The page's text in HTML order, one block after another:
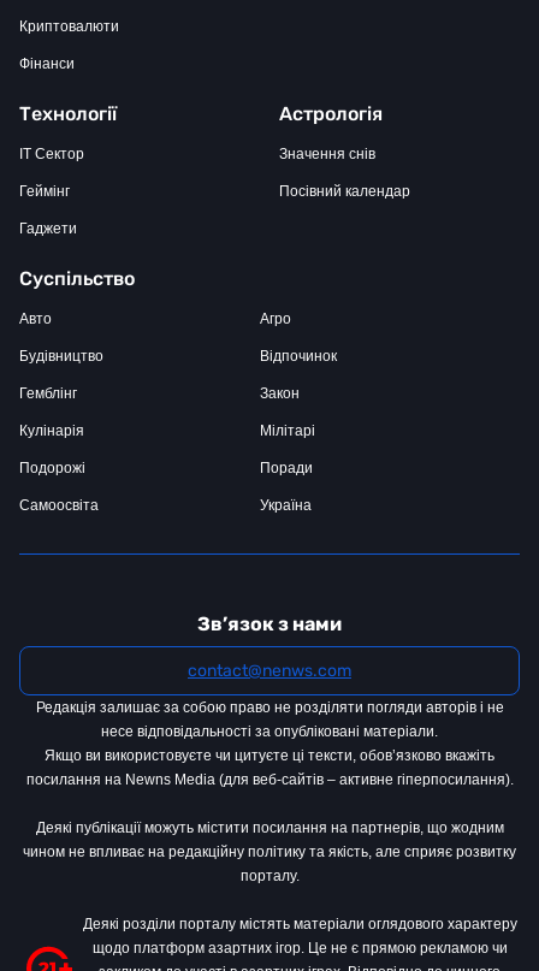
Криптовалюти
Фінанси
Технології
IT Сектор
Геймінг
Гаджети
Астрологія
Значення снів
Посівний календар
Суспільство
Авто Агро
Будівництво Відпочинок
Гемблінг Закон
Кулінарія Мілітарі
Подорожі Поради
Самоосвіта Україна
Зв’язок з нами
contact@nenws.com
Редакція залишає за собою право не розділяти погляди авторів і не
несе відповідальності за опубліковані матеріали.
Якщо ви використовуєте чи цитуєте ці тексти, обов’язково вкажіть
посилання на Newns Media (для веб-сайтів – активне гіперпосилання).
Деякі публікації можуть містити посилання на партнерів, що жодним
чином не впливає на редакційну політику та якість, але сприяє розвитку
порталу.
Деякі розділи порталу містять матеріали оглядового характеру
щодо платформ азартних ігор. Це не є прямою рекламою чи